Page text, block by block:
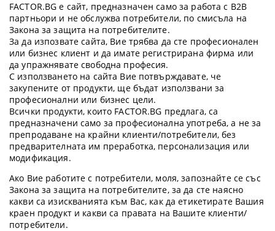
FACTOR.BG е сайт, предназначен само за работа с B2B
партньори и не обслужва потребители, по смисъла на
Закона за защита на потребителите.
За да изпозвате сайта, Вие трябва да сте професионален
или бизнес клиент и да имате регистрирана фирма или
да упражнявате свободна професия.
С използването на сайта Вие потвърждавате, че
закупените от продукти, ще бъдат използвани за
професионални или бизнес цели.
Всички продукти, които FACTOR.BG предлага, са
предназначени само за професионална употреба, а не за
препродаване на крайни клиенти/потребители, без
предварителната им преработка, персонализация или
модификация.
Ако Вие работите с потребители, моля, запознайте се със
Закона за защита на потребителите, за да сте наясно
какви са изискванията към Вас, как да етикетирате Вашия
краен продукт и какви са правата на Вашите клиенти/
потребители.